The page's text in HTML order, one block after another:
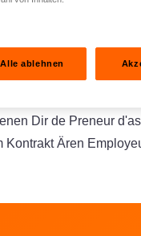
„Vacances
mat Ausnam
Dir de Preneur
Kontrakt Ären
Alle ablehnen